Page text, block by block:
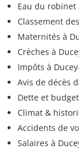
Eau du robinet
Classement
Maternités à
Crèches à
Impôts à
Avis de décès
Dette et
Climat &
Accidents de
Salaires à